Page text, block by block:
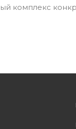
комплекс